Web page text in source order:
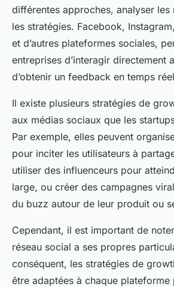
différentes approches, analyser les
les stratégies. Facebook,
et d’autres plateformes sociales,
entreprises d’interagir directement
d’obtenir un feedback en temps
Il existe plusieurs stratégies de
aux médias sociaux que les
Par exemple, elles peuvent
pour inciter les utilisateurs à
utiliser des influenceurs pour
large, ou créer des campagnes
du buzz autour de leur produit ou
Cependant, il est important de
réseau social a ses propres
conséquent, les stratégies de
être adaptées à chaque plateforme